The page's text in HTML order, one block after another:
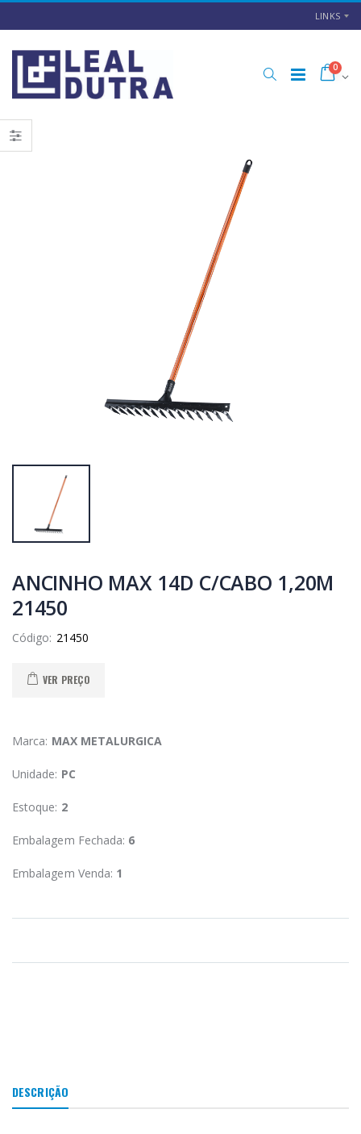
LINKS
0
ANCINHO MAX 14D C/CABO 1,20M
21450
Código:
VER PREÇO
Marca: MAX METALURGICA
Unidade: PC
Estoque: 2
Embalagem Fechada: 6
Embalagem Venda: 1
DESCRIÇÃO